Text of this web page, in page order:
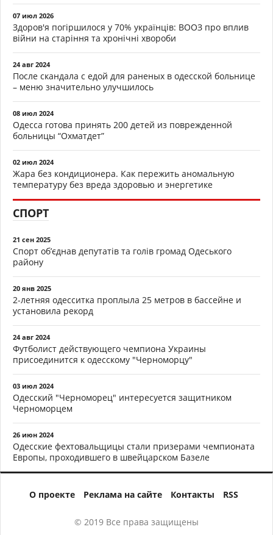
07 июл 2026
Здоров'я погіршилося у 70% українців: ВООЗ про вплив
війни на старіння та хронічні хвороби
24 авг 2024
После скандала с едой для раненых в одесской больнице
– меню значительно улучшилось
08 июл 2024
Одесса готова принять 200 детей из поврежденной
больницы “Охматдет”
02 июл 2024
Жара без кондиционера. Как пережить аномальную
температуру без вреда здоровью и энергетике
СПОРТ
21 сен 2025
Спорт об’єднав депутатів та голів громад Одеського
району
20 янв 2025
2-летняя одесситка проплыла 25 метров в бассейне и
установила рекорд
24 авг 2024
Футболист действующего чемпиона Украины
присоединится к одесскому "Черноморцу"
03 июл 2024
Одесский "Черноморец" интересуется защитником
Черноморцем
26 июн 2024
Одесские фехтовальщицы стали призерами чемпионата
Европы, проходившего в швейцарском Базеле
О проекте Реклама на сайте Контакты RSS
© 2019 Все права защищены